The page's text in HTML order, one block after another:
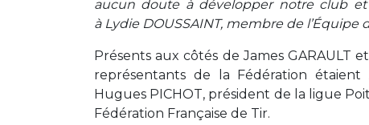
aucun doute à développer notre club
à Lydie DOUSSAINT, membre de l’Équipe
Présents aux côtés de James
représentants de la Fédération étaient
Hugues PICHOT, président de la ligue
Fédération Française de Tir.